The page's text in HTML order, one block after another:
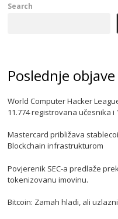
Search
Poslednje objave
World Computer Hacker
11.774 registrovana učesnika
Mastercard približava
Blockchain infrastrukturom
Povjerenik SEC-a predlaže
tokenizovanu imovinu.
Bitcoin: Zamah hladi, ali